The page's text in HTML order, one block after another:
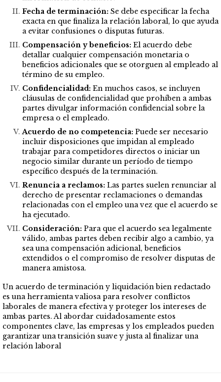
Fecha de terminación: Se debe especificar la fecha
exacta en que finaliza la relación laboral, lo que ayuda
a evitar confusiones o disputas futuras.
Compensación y beneficios: El acuerdo debe
detallar cualquier compensación monetaria o
beneficios adicionales que se otorguen al empleado al
término de su empleo.
Confidencialidad: En muchos casos, se incluyen
cláusulas de confidencialidad que prohíben a ambas
partes divulgar información confidencial sobre la
empresa o el empleado.
Acuerdo de no competencia: Puede ser necesario
incluir disposiciones que impidan al empleado
trabajar para competidores directos o iniciar un
negocio similar durante un período de tiempo
específico después de la terminación.
Renuncia a reclamos: Las partes suelen renunciar al
derecho de presentar reclamaciones o demandas
relacionadas con el empleo una vez que el acuerdo se
ha ejecutado.
Consideración: Para que el acuerdo sea legalmente
válido, ambas partes deben recibir algo a cambio, ya
sea una compensación adicional, beneficios
extendidos o el compromiso de resolver disputas de
manera amistosa.
Un acuerdo de terminación y liquidación bien redactado
es una herramienta valiosa para resolver conflictos
laborales de manera efectiva y proteger los intereses de
ambas partes. Al abordar cuidadosamente estos
componentes clave, las empresas y los empleados pueden
garantizar una transición suave y justa al finalizar una
relación laboral